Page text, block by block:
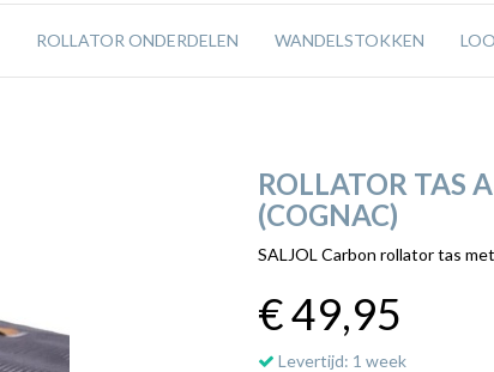
ROLLATOR ONDERDELEN WANDELSTOKKEN
ROLLATOR TAS
(COGNAC)
SALJOL Carbon rollator tas
€ 49,95
Levertijd: 1 week